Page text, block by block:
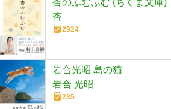
杏
2924
岩合光昭 島の猫
岩合 光昭
235